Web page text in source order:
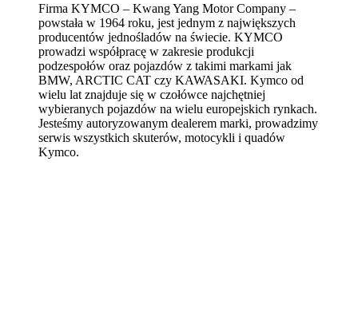
Firma KYMCO – Kwang Yang Motor Company –
powstała w 1964 roku, jest jednym z największych
producentów jednośladów na świecie. KYMCO
prowadzi współpracę w zakresie produkcji
podzespołów oraz pojazdów z takimi markami jak
BMW, ARCTIC CAT czy KAWASAKI. Kymco od
wielu lat znajduje się w czołówce najchętniej
wybieranych pojazdów na wielu europejskich rynkach.
Jesteśmy autoryzowanym dealerem marki, prowadzimy
serwis wszystkich skuterów, motocykli i quadów
Kymco.